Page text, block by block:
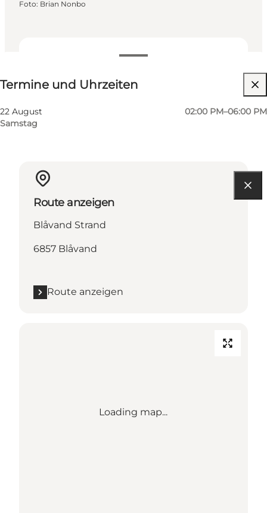
Termine und Uhrzeiten
Termine und Uhrzeiten
22 August
Samstag
02:00 PM–06:00 PM
Foto: Brian Nonbo
Route anzeigen
Blåvand Strand
6857 Blåvand
Route anzeigen
Loading map...